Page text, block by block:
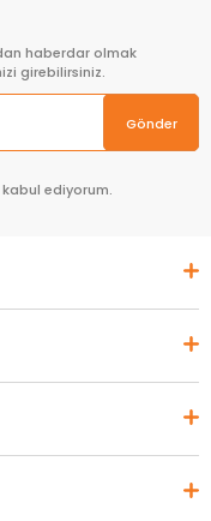
haberdar olmak
girebilirsiniz.
Gönder
kabul ediyorum.